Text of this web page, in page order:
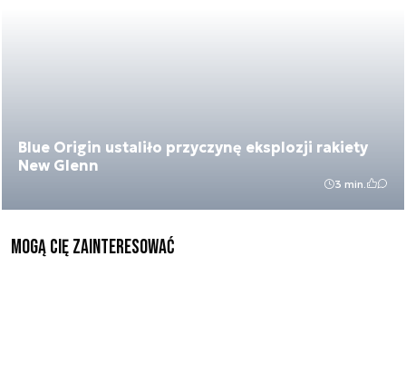
Blue Origin ustaliło przyczynę eksplozji rakiety
New Glenn
3 min.
Mogą Cię zainteresować